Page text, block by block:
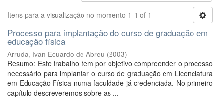
Itens para a visualização no momento 1-1 of 1
Processo para implantação do curso de graduação em
educação física
Arruda, Ivan Eduardo de Abreu (2003)
Resumo: Este trabalho tem por objetivo compreender o processo
necessário para implantar o curso de graduação em Licenciatura
em Educação Física numa faculdade já credenciada. No primeiro
capítulo descreveremos sobre as ...